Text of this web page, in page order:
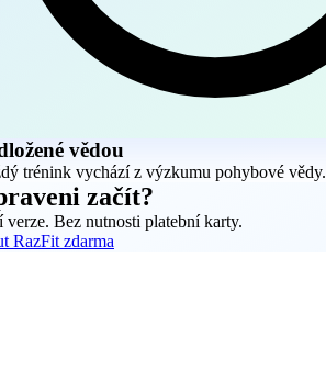
vědou
trénink vychází z výzkumu pohybové vědy.
začít?
verze. Bez nutnosti platební karty.
RazFit zdarma